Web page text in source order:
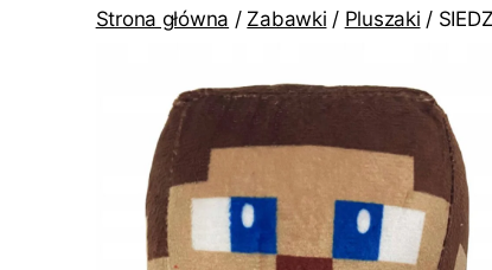
Strona główna / Zabawki / Pluszaki /